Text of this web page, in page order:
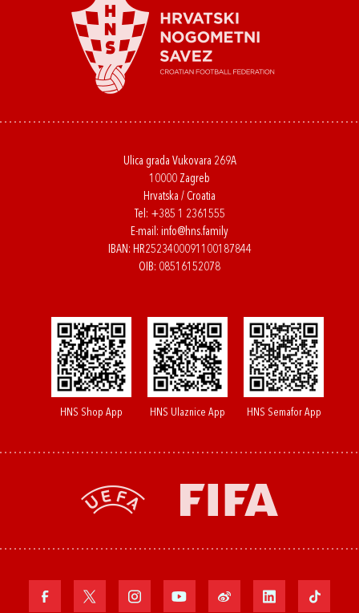
Ulica grada Vukovara 269A
10000 Zagreb
Hrvatska / Croatia
Tel: +385 1 2361555
E-mail: info@hns.family
IBAN: HR2523400091100187844
OIB: 08516152078
HNS Shop App HNS Ulaznice App HNS Semafor App